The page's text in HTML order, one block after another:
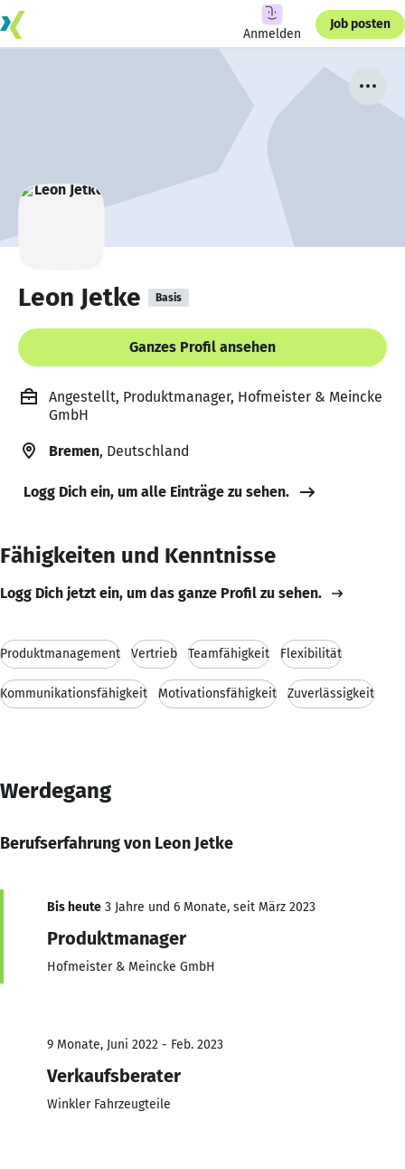
Anmelden
Job posten
Leon Jetke Basis
Ganzes Profil ansehen
Angestellt, Produktmanager, Hofmeister & Meincke
GmbH
Bremen, Deutschland
Logg Dich ein, um alle Einträge zu sehen.
Fähigkeiten und Kenntnisse
Logg Dich jetzt ein, um das ganze Profil zu sehen.
Produktmanagement Vertrieb Teamfähigkeit Flexibilität
Kommunikationsfähigkeit Motivationsfähigkeit Zuverlässigkeit
Werdegang
Berufserfahrung von Leon Jetke
Bis heute 3 Jahre und 6 Monate, seit März 2023
Produktmanager
Hofmeister & Meincke GmbH
9 Monate, Juni 2022 - Feb. 2023
Verkaufsberater
Winkler Fahrzeugteile